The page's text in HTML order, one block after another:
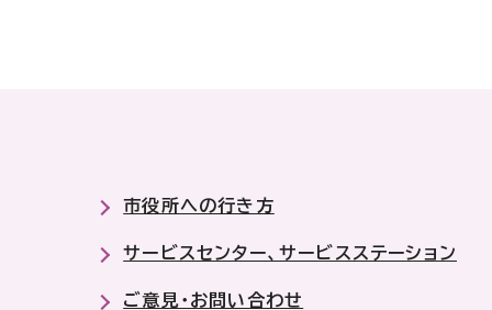
市役所への行き方
サービスセンター、サービスステーション
ご意見・お問い合わせ